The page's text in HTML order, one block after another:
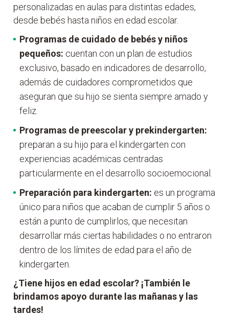
personalizadas en aulas para distintas edades,
desde bebés hasta niños en edad escolar.
Programas de cuidado de bebés y niños
pequeños: cuentan con un plan de estudios
exclusivo, basado en indicadores de desarrollo,
además de cuidadores comprometidos que
aseguran que su hijo se sienta siempre amado y
feliz.
Programas de preescolar y prekindergarten:
preparan a su hijo para el kindergarten con
experiencias académicas centradas
particularmente en el desarrollo socioemocional.
Preparación para kindergarten: es un programa
único para niños que acaban de cumplir 5 años o
están a punto de cumplirlos, que necesitan
desarrollar más ciertas habilidades o no entraron
dentro de los límites de edad para el año de
kindergarten.
¿Tiene hijos en edad escolar? ¡También le
brindamos apoyo durante las mañanas y las
tardes!